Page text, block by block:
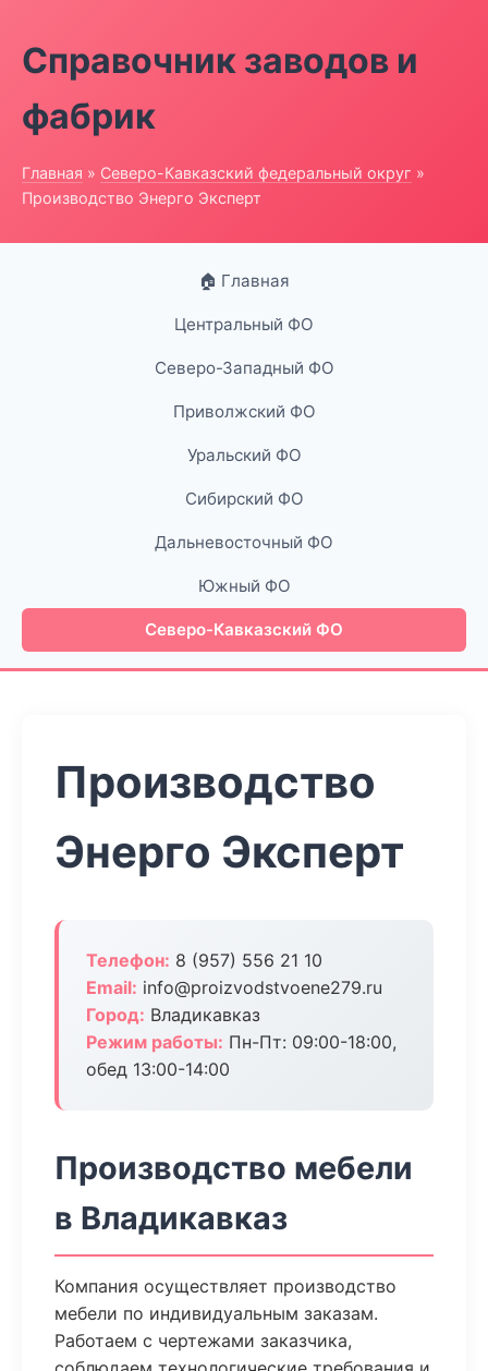
Справочник заводов и
фабрик
Главная » Северо-Кавказский федеральный округ »
Производство Энерго Эксперт
🏠 Главная
Центральный ФО
Северо-Западный ФО
Приволжский ФО
Уральский ФО
Сибирский ФО
Дальневосточный ФО
Южный ФО
Северо-Кавказский ФО
Производство
Энерго Эксперт
Телефон: 8 (957) 556 21 10
Email: info@proizvodstvoene279.ru
Город: Владикавказ
Режим работы: Пн-Пт: 09:00-18:00,
обед 13:00-14:00
Производство мебели
в Владикавказ
Компания осуществляет производство
мебели по индивидуальным заказам.
Работаем с чертежами заказчика,